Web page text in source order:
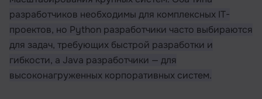
разработчиков необходимы для комплексных IT-
проектов, но Python разработчики часто выбираются
для задач, требующих быстрой разработки и
гибкости, а Java разработчики — для
высоконагруженных корпоративных систем.